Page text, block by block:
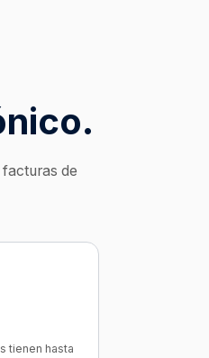
de
tienen hasta